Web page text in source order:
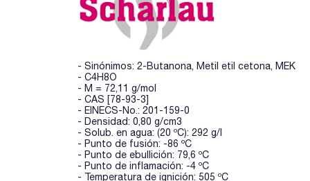
- Sinónimos: 2-Butanona, Metil etil cetona, MEK
- C4H8O
- M = 72,11 g/mol
- CAS [78-93-3]
- EINECS-No.: 201-159-0
- Densidad: 0,80 g/cm3
- Solub. en agua: (20 ºC): 292 g/l
- Punto de fusión: -86 ºC
- Punto de ebullición: 79,6 ºC
- Punto de inflamación: -4 ºC
- Temperatura de ignición: 505 ºC